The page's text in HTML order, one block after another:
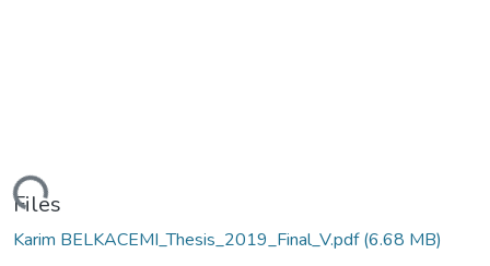
Files
Karim BELKACEMI_Thesis_2019_Final_V.pdf(6.68 MB)